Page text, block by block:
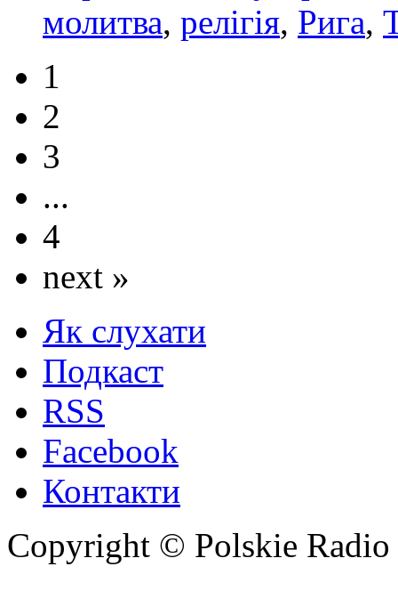
молитва, релігія, Рига,
1
2
3
...
4
next »
Як слухати
Подкаст
RSS
Facebook
Контакти
Copyright © Polskie